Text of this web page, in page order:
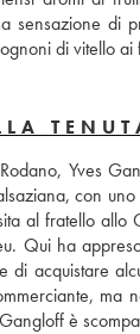
sensazione
di vitello ai
Yves
con
al fratello
Qui ha
di acquistare
ma
è